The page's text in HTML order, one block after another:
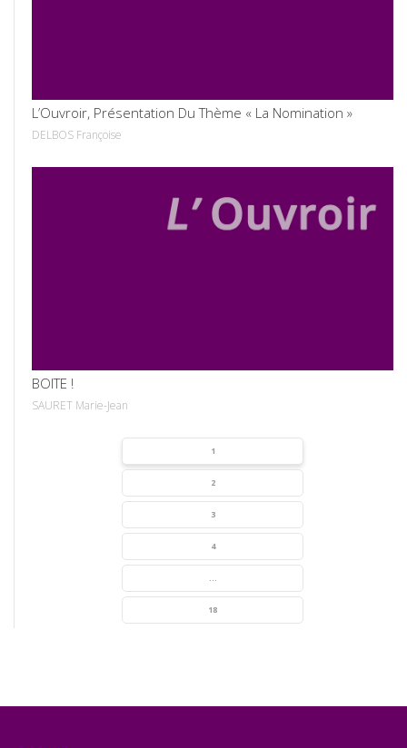
L’Ouvroir, Présentation Du Thème « La Nomination »
DELBOS Françoise
BOITE !
SAURET Marie-Jean
1
2
3
4
...
18